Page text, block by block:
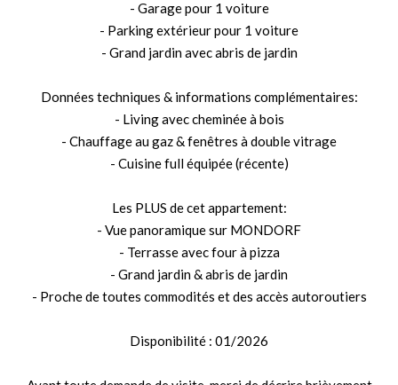
- Garage pour 1 voiture
- Parking extérieur pour 1 voiture
- Grand jardin avec abris de jardin
Données techniques & informations complémentaires:
- Living avec cheminée à bois
- Chauffage au gaz & fenêtres à double vitrage
- Cuisine full équipée (récente)
Les PLUS de cet appartement:
- Vue panoramique sur MONDORF
- Terrasse avec four à pizza
- Grand jardin & abris de jardin
- Proche de toutes commodités et des accès autoroutiers
Disponibilité : 01/2026